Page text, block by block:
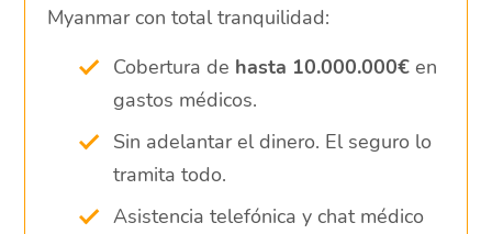
Myanmar con total tranquilidad:
Cobertura de hasta 10.000.000€en
gastos médicos.
Sin adelantar el dinero. El seguro lo
tramita todo.
Asistencia telefónica y chat médico